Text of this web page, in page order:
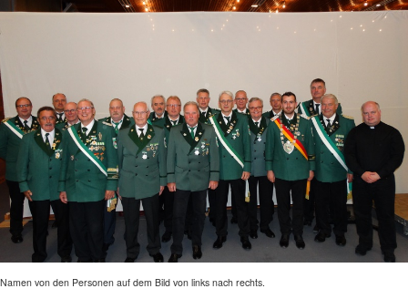
Namen von den Personen auf dem Bild von links nach rechts.